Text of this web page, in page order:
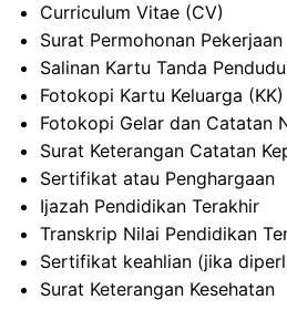
Curriculum Vitae (CV)
Surat Permohonan Pekerjaan
Salinan Kartu Tanda
Fotokopi Kartu Keluarga (KK)
Fotokopi Gelar dan Catatan
Surat Keterangan Catatan
Sertifikat atau Penghargaan
Ijazah Pendidikan Terakhir
Transkrip Nilai Pendidikan
Sertifikat keahlian (jika
Surat Keterangan Kesehatan